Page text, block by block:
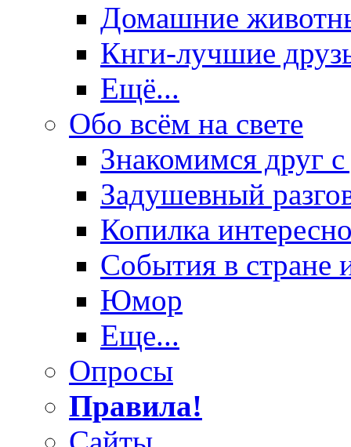
Домашние
Кнги-лучшие
Ещё...
Обо всём на свете
Знакомимся друг
Задушевный
Копилка
События в стране
Юмор
Еще...
Опросы
Правила!